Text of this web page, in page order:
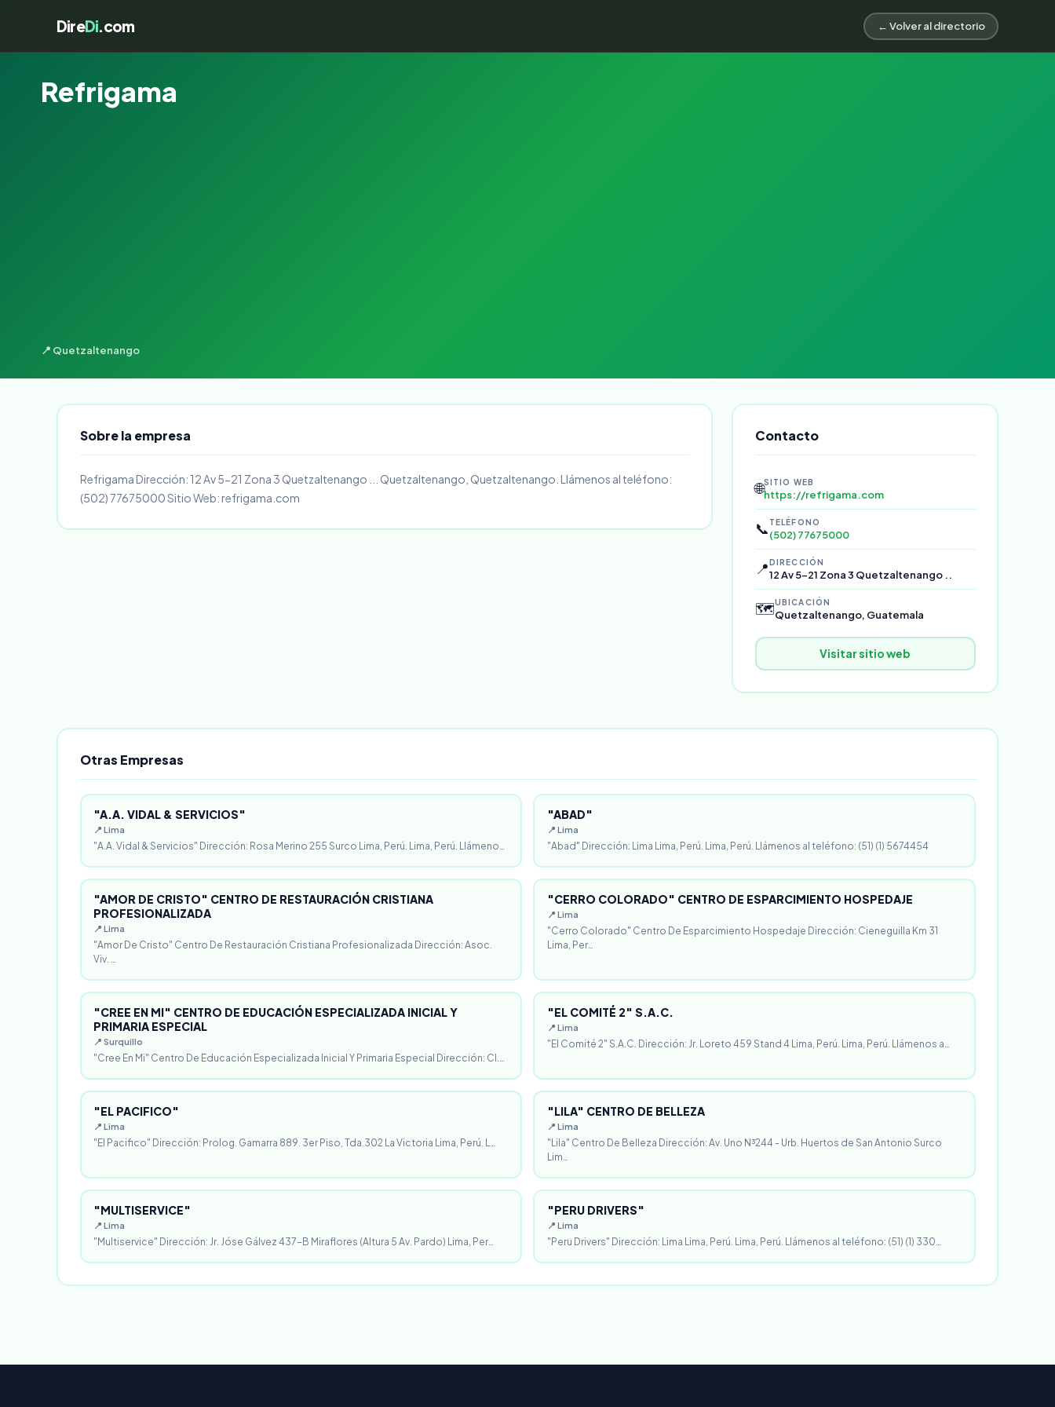
DireDi.com ← Volver al directorio
Refrigama
📍 Quetzaltenango
Sobre la empresa
Refrigama Dirección: 12 Av 5-21 Zona 3 Quetzaltenango ... Quetzaltenango, Quetzaltenango. Llámenos al teléfono:
(502) 77675000 Sitio Web: refrigama.com
Contacto
🌐SITIO WEB
https://refrigama.com
📞 TELÉFONO
(502) 77675000
📍DIRECCIÓN
12 Av 5-21 Zona 3 Quetzaltenango ..
🗺️UBICACIÓN
Quetzaltenango, Guatemala
Visitar sitio web
Otras Empresas
"A.A. VIDAL & SERVICIOS"
📍 Lima
"A.A. Vidal & Servicios" Dirección: Rosa Merino 255 Surco Lima, Perú. Lima, Perú. Llámeno…
"ABAD"
📍 Lima
"Abad" Dirección: Lima Lima, Perú. Lima, Perú. Llámenos al teléfono: (51) (1) 5674454
"AMOR DE CRISTO" CENTRO DE RESTAURACIÓN CRISTIANA
PROFESIONALIZADA
📍 Lima
"Amor De Cristo" Centro De Restauración Cristiana Profesionalizada Dirección: Asoc.
Viv. …
"CERRO COLORADO" CENTRO DE ESPARCIMIENTO HOSPEDAJE
📍 Lima
"Cerro Colorado" Centro De Esparcimiento Hospedaje Dirección: Cieneguilla Km 31
Lima, Per…
"CREE EN MI" CENTRO DE EDUCACIÓN ESPECIALIZADA INICIAL Y
PRIMARIA ESPECIAL
📍 Surquillo
"Cree En Mi" Centro De Educación Especializada Inicial Y Primaria Especial Dirección: Cl.…
"EL COMITÉ 2" S.A.C.
📍 Lima
"El Comité 2" S.A.C. Dirección: Jr. Loreto 459 Stand 4 Lima, Perú. Lima, Perú. Llámenos a…
"EL PACIFICO"
📍 Lima
"El Pacifico" Dirección: Prolog. Gamarra 889. 3er Piso, Tda.302 La Victoria Lima, Perú. L…
"LILA" CENTRO DE BELLEZA
📍 Lima
"Lila" Centro De Belleza Dirección: Av. Uno N³244 - Urb. Huertos de San Antonio Surco
Lim…
"MULTISERVICE"
📍 Lima
"Multiservice" Dirección: Jr. Jóse Gálvez 437-B Miraflores (Altura 5 Av. Pardo) Lima, Per…
"PERU DRIVERS"
📍 Lima
"Peru Drivers" Dirección: Lima Lima, Perú. Lima, Perú. Llámenos al teléfono: (51) (1) 330…